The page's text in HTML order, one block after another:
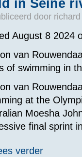
in Seine
door
August 8 2024
van
of swimming in
van
at the
Moesha
final sprint
verderover Dutch